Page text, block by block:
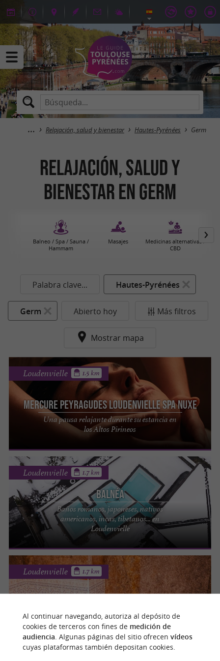
Relajación, salud y bienestar Hautes-Pyrénées Germ
Relajación, salud y
bienestar en Germ
Balneo / Spa / Sauna /
Hammam
Masajes
Medicinas alternativas /
CBD
Palabra clave... Hautes-Pyrénées
Germ Abierto hoy Más filtros
Mostrar mapa
Mercure Peyragudes Loudenvielle SPA NUXE
Una pausa relajante durante su estancia en
los Altos Pirineos
Loudenvielle 1.5 km
Balnéa
Baños romanos, japoneses, nativos
americanos, incas, tibetanos... en
Loudenvielle
Loudenvielle 1.7 km
Instituto de belleza en el corazón del Valle de
Louron
Loudenvielle 1.7 km
Al continuar navegando, autoriza al depósito de
cookies de terceros con fines de medición de
audiencia. Algunas páginas del sitio ofrecen vídeos
cuyas plataformas también depositan cookies.